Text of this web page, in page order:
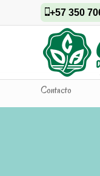
+57 350
Contacto